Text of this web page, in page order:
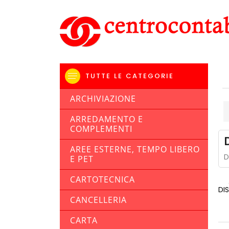
TUTTE LE CATEGORIE
ARCHIVIAZIONE
ARREDAMENTO E
COMPLEMENTI
AREE ESTERNE, TEMPO LIBERO
E PET
CARTOTECNICA
CANCELLERIA
CARTA